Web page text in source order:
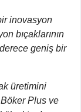
inovasyon
bıçaklarının
geniş bir
üretimini
Plus ve